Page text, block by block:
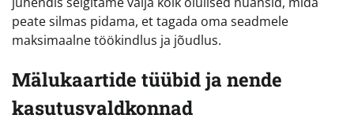
peate silmas pidama, et tagada oma seadmele
maksimaalne töökindlus ja jõudlus.
Mälukaartide tüübid ja nende
kasutusvaldkonnad